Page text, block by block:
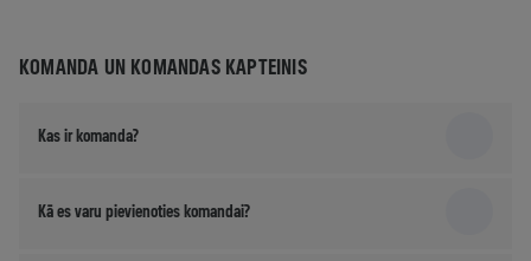
KOMANDA UN KOMANDAS KAPTEINIS
Kas ir komanda?
Kā es varu pievienoties komandai?